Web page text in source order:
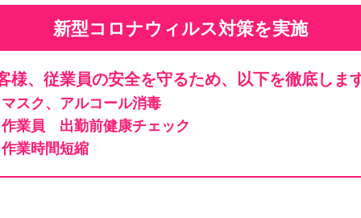
新型コロナウィルス対策を実施
様、従業員の安全を守るため、以下を徹底しま
マスク、アルコール消毒
作業員 出勤前健康チェック
作業時間短縮